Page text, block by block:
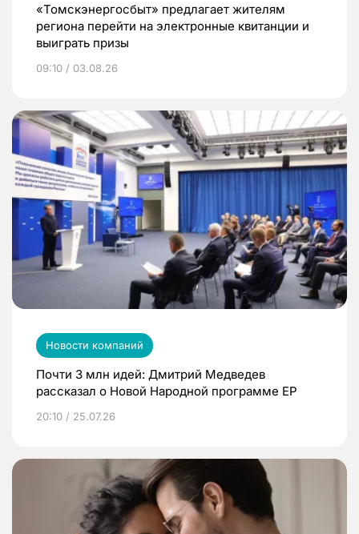
«Томскэнергосбыт» предлагает жителям
региона перейти на электронные квитанции и
выиграть призы
09:10 / 03.08.26
Новости компаний
Почти 3 млн идей: Дмитрий Медведев
рассказал о Новой Народной программе ЕР
20:10 / 25.07.26